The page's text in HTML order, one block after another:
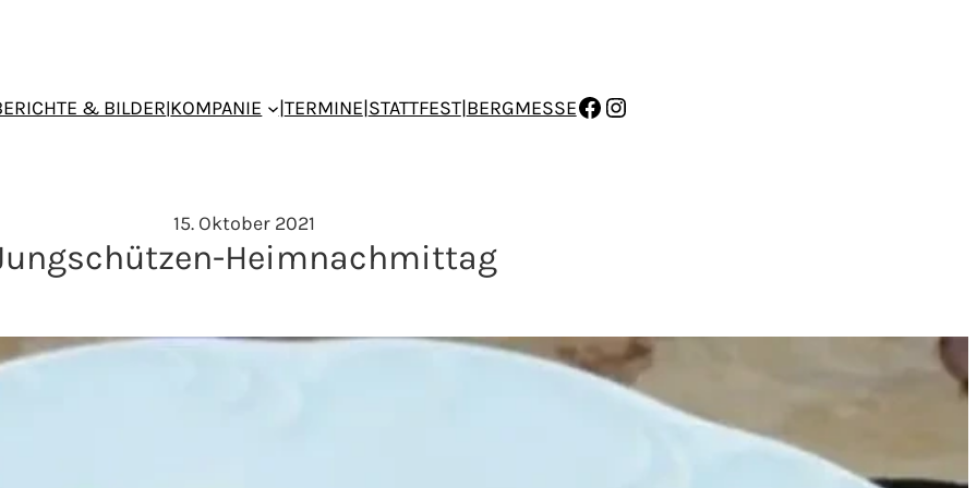
& BILDER|KOMPANIE |TERMINE|STATTFEST|BERGMESSEFACEBOOK
INSTAGRAM
15. Oktober 2021
Heimnachmittag